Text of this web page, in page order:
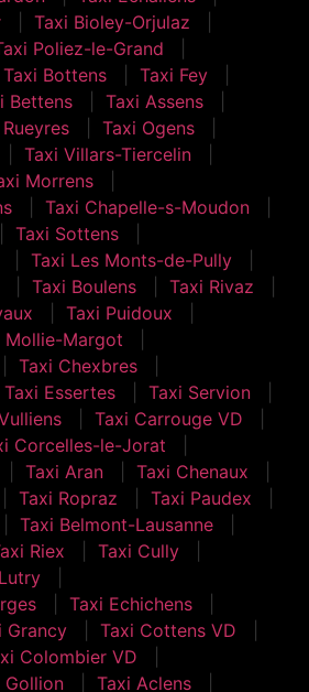
Taxi Bioley-Orjulaz
Poliez-le-Grand
Taxi Bottens
Taxi Fey
Bettens
Taxi Assens
Taxi Ogens
Taxi Villars-Tiercelin
Morrens
Taxi Chapelle-s-Moudon
Taxi Sottens
Taxi Les Monts-de-Pully
Taxi Boulens
Taxi Rivaz
Taxi Puidoux
Mollie-Margot
Taxi Chexbres
Taxi Essertes
Taxi Servion
Taxi Carrouge VD
Corcelles-le-Jorat
Taxi Aran
Taxi Chenaux
Taxi Ropraz
Taxi Paudex
Taxi Belmont-Lausanne
Riex
Taxi Cully
Taxi Echichens
Grancy
Taxi Cottens VD
Colombier VD
Gollion
Taxi Aclens